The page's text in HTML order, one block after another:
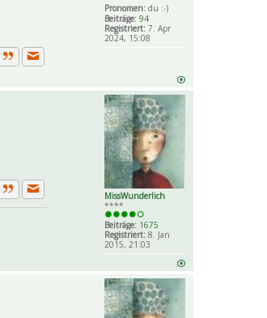
Pronomen: du :-)
Beiträge: 94
Registriert: 7. Apr
2024, 15:08
ZitatPrivate Nachricht senden
MissWunderlich
****
Beiträge: 1675
Registriert: 8. Jan
2015, 21:03
ZitatPrivate Nachricht senden